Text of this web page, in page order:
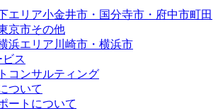
エリア小金井市・国分寺市・府中市町田
京市その他
浜エリア 川崎市・横浜市
ス
コンサルティング
ついて
ートについて